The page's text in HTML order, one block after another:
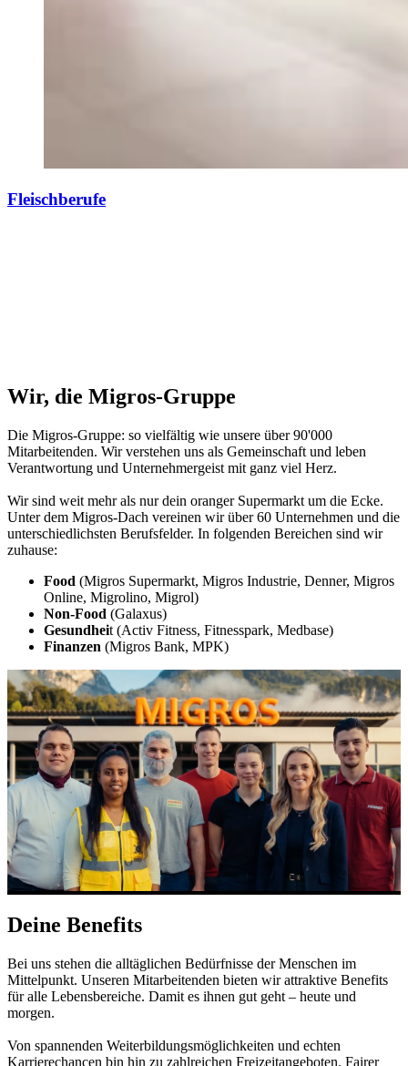
Fleischberufe
Wir, die Migros-Gruppe
Die Migros-Gruppe: so vielfältig wie unsere über 90'000
Mitarbeitenden. Wir verstehen uns als Gemeinschaft und leben
Verantwortung und Unternehmergeist mit ganz viel Herz.
Wir sind weit mehr als nur dein oranger Supermarkt um die Ecke.
Unter dem Migros-Dach vereinen wir über 60 Unternehmen und die
unterschiedlichsten Berufsfelder. In folgenden Bereichen sind wir
zuhause:
Food (Migros Supermarkt, Migros Industrie, Denner, Migros
Online, Migrolino, Migrol)
Non-Food (Galaxus)
Gesundheit (Activ Fitness, Fitnesspark, Medbase)
Finanzen (Migros Bank, MPK)
Deine Benefits
Bei uns stehen die alltäglichen Bedürfnisse der Menschen im
Mittelpunkt. Unseren Mitarbeitenden bieten wir attraktive Benefits
für alle Lebensbereiche. Damit es ihnen gut geht – heute und
morgen.
Von spannenden Weiterbildungsmöglichkeiten und echten
Karrierechancen bin hin zu zahlreichen Freizeitangeboten. Fairer